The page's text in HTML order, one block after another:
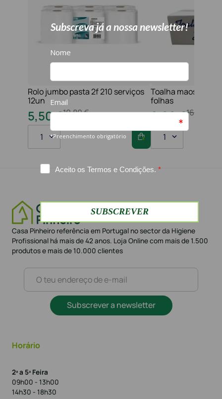
Rolo jumbo pasta 2f 210 serviços
12un
10,80€
5,50€
1
Toalha maos 2f
folhas
16
8,60€
1
Casa Pinheiro referência em Portugal no sector da Higiene
Profissional há mais de 42 anos. Loja Online com mais de 1.500
produtos e mais de 10.000 clientes
Subscrever a newsletter
Horário
2ª a 5ª Feira
09h00 - 13h00
14h30 - 18h30